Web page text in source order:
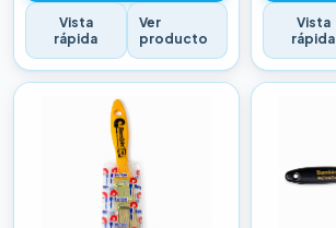
Vista
rápida
Ver
producto
Vista
rápida